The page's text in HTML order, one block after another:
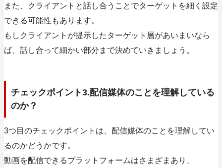
また、クライアントと話し合うことでターゲットを細く設定
できる可能性もあります。
もしクライアントが提示したターゲット層があいまいなら
ば、話し合って細かい部分まで決めていきましょう。
チェックポイント3.配信媒体のことを理解している
のか？
3つ目のチェックポイントは、配信媒体のことを理解してい
るのかどうかです。
動画を配信できるプラットフォームはさまざまあり、